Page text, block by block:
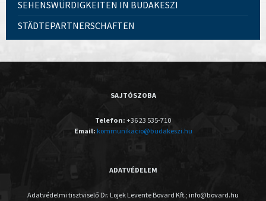
SEHENSWÜRDIGKEITEN IN BUDAKESZI
STÄDTEPARTNERSCHAFTEN
SAJTÓSZOBA
Telefon: +36 23 535-710
Email: kommunikacio@budakeszi.hu
ADATVÉDELEM
Adatvédelmi tisztviselő Dr. Lojek Levente Bovard Kft.; info@bovard.hu